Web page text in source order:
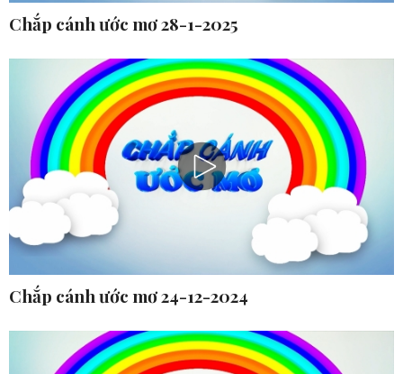
Chắp cánh ước mơ 28-1-2025
Chắp cánh ước mơ 24-12-2024